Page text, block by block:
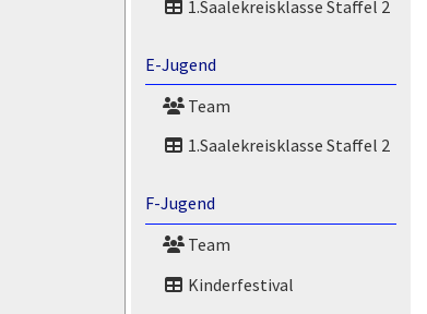
1.Saalekreisklasse Staffel 2
E-Jugend
Team
1.Saalekreisklasse Staffel 2
F-Jugend
Team
Kinderfestival